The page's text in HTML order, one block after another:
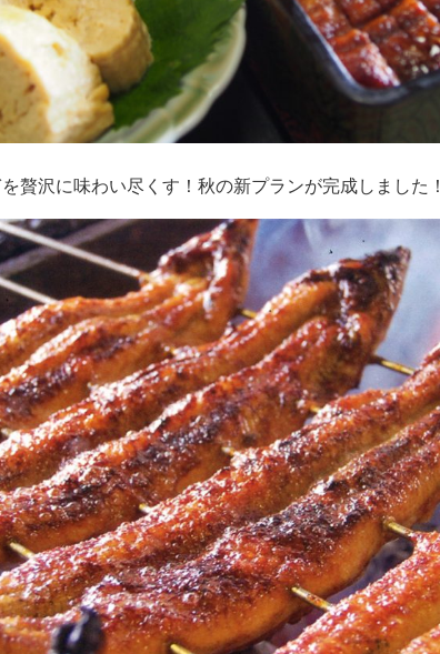
贅沢に味わい尽くす！秋の新プランが完成しました！